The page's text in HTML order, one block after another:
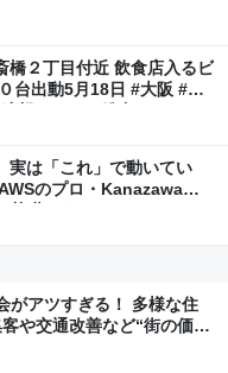
橋２丁目付近 飲食店入るビ
台出動5月18日 #大阪 #な
報あれこれ総合
実は「これ」で動いてい
のプロ・Kanazawa講
礎」｜Udemy メディア
がアツすぎる！ 多様な住
や交通改善など“街の価値